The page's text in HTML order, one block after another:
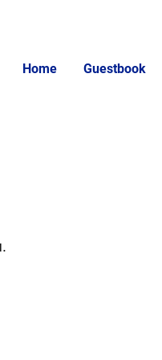
Home Guestbook